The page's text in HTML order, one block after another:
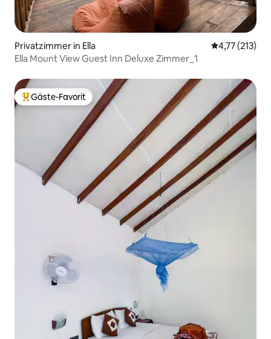
Privatzimmer in Ella
4,77 (213)
Ella Mount View Guest Inn Deluxe Zimmer_1
Beliebter Gäste-Favorit.
Gäste-Favorit